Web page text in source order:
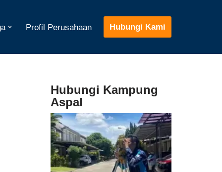
Profil Perusahaan Hubungi Kami
Hubungi Kampung
Aspal